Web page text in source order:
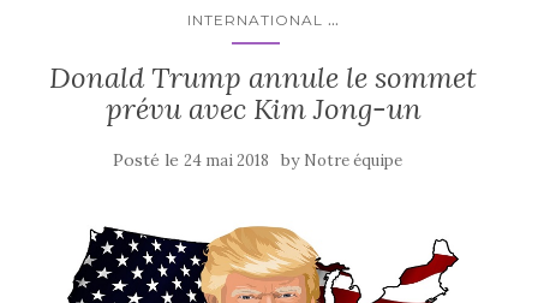
INTERNATIONAL ...
Donald Trump annule le sommet
prévu avec Kim Jong-un
Posté le 24 mai 2018 by Notre équipe